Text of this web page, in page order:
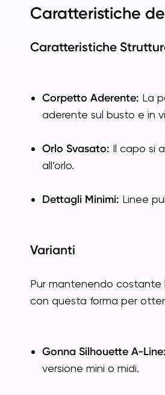
Caratteristiche
Caratteristiche
Corpetto Aderente: La
aderente sul busto e in
Orlo Svasato: Il capo si
all’orlo.
Dettagli Minimi: Linee
Varianti
Pur mantenendo costante
con questa forma per
Gonna Silhouette A-Line:
versione mini o midi.